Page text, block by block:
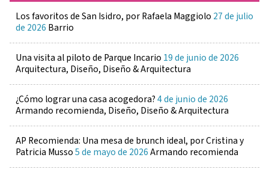
Los favoritos de San Isidro, por Rafaela Maggiolo 27 de julio
de 2026 Barrio
Una visita al piloto de Parque Incario 19 de junio de 2026
Arquitectura, Diseño, Diseño & Arquitectura
¿Cómo lograr una casa acogedora?4 de junio de 2026
Armando recomienda, Diseño, Diseño & Arquitectura
AP Recomienda: Una mesa de brunch ideal, por Cristina y
Patricia Musso5 de mayo de 2026Armando recomienda